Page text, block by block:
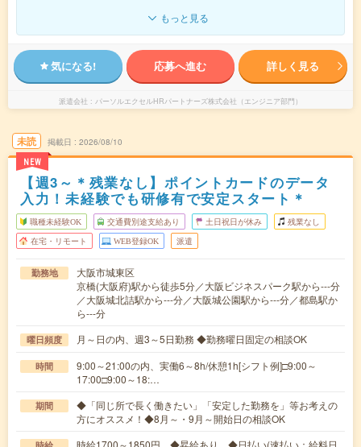
もっと見る
気になる! 応募へ進む 詳しく見る
派遣会社 パーソルエクセルHRパートナーズ株式会社（エンジニア部門）
未読
NEW
掲載日 2026/08/10
【週3～＊残業なし】ポイントカードのデータ
入力！未経験でも研修有で安定スタート＊
職種未経験OK 交通費別途支給あり 土日祝日が休み 残業なし
在宅・リモート WEB登録OK 派遣
勤務地
大阪市城東区
京橋(大阪府)駅から徒歩5分／大阪ビジネスパーク駅から---分
／大阪城北詰駅から---分／大阪城公園駅から---分／都島駅か
ら---分
曜日頻度 月～日の内、週3～5日勤務 ◆勤務曜日固定の相談OK
時間
9:00～21:00の内、実働6～8h/休憩1h[シフト例]□9:00～
17:00□9:00～18:…
期間
◆「同じ所で長く働きたい」「安定した勤務を」等お考えの
方にオススメ！◆8月～・9月～開始日の相談OK
時給1700～1850円 ◆昇給あり ◆日払い(速払い：給料日